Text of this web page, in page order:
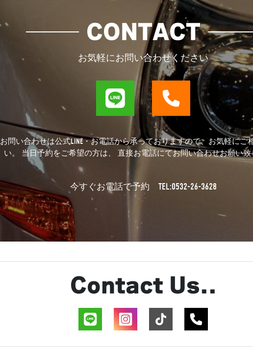
CONTACT
お気軽にお問い合わせください
お問い合わせは公式LINE・お電話から承っておりますので、お気軽にご
い。 当日予約をご希望の方は、 直接お電話にてお問い合わせお願い
今すぐお電話で予約 TEL:0532-26-3628
Contact Us..